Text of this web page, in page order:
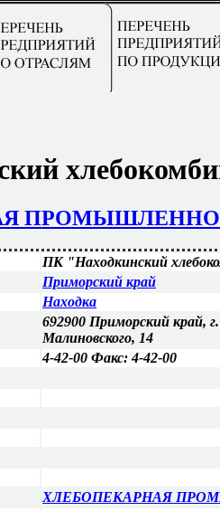
ПК "Находкинский
Приморский край
Находка
692900 Приморский край,
Малиновского, 14
4-42-00 Факс: 4-42-00
ХЛЕБОПЕКАРНАЯ